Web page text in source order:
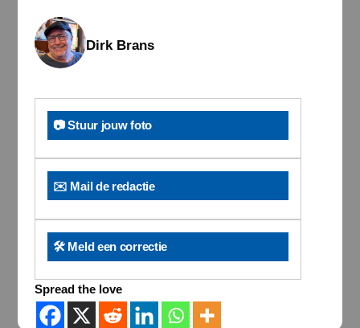
Dirk Brans
📷 Stuur jouw foto
✉️ Mail de redactie
🛠️ Meld een correctie
Spread the love